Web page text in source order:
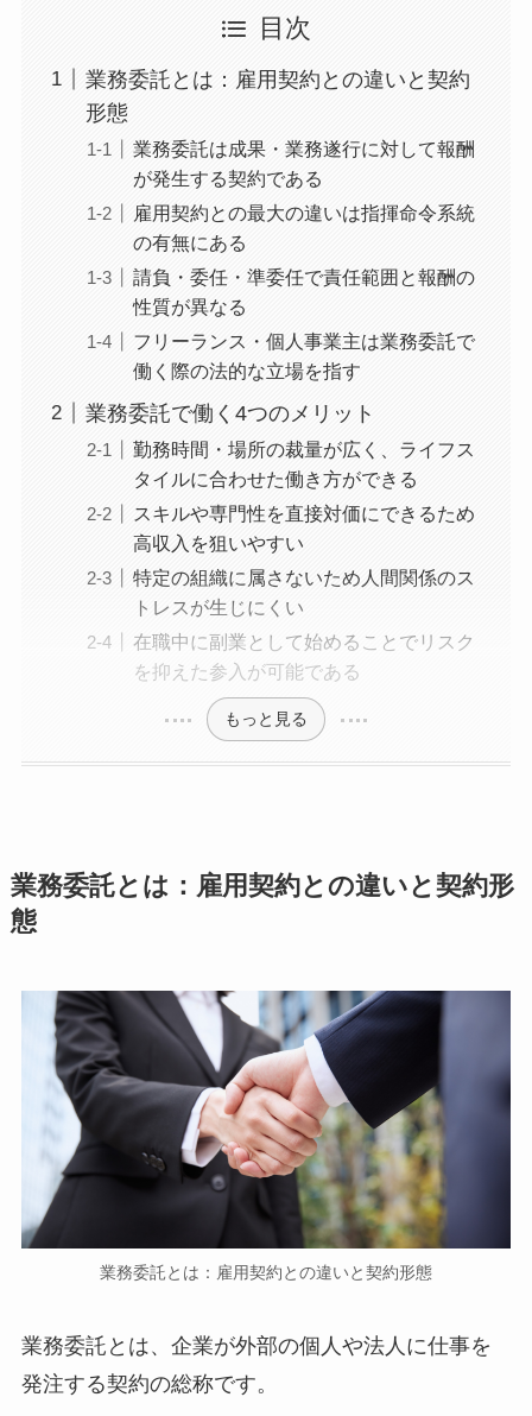
目次
業務委託とは：雇用契約との違いと契約
形態
業務委託は成果・業務遂行に対して報酬
が発生する契約である
雇用契約との最大の違いは指揮命令系統
の有無にある
請負・委任・準委任で責任範囲と報酬の
性質が異なる
フリーランス・個人事業主は業務委託で
働く際の法的な立場を指す
業務委託で働く4つのメリット
勤務時間・場所の裁量が広く、ライフス
タイルに合わせた働き方ができる
スキルや専門性を直接対価にできるため
高収入を狙いやすい
特定の組織に属さないため人間関係のス
トレスが生じにくい
在職中に副業として始めることでリスク
を抑えた参入が可能である
もっと見る
業務委託とは：雇用契約との違いと契約形
態
業務委託とは：雇用契約との違いと契約形態
業務委託とは、企業が外部の個人や法人に仕事を
発注する契約の総称です。